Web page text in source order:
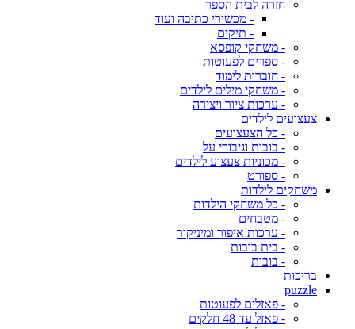
חזרה לבית הספר
- מכשירי כתיבה ועוד
- תיקים
- משחקי קופסא
- ספרים לפעוטות
- חוברות לימוד
- משחקי מילים לילדים
- ערכות ציור ויצירה
צעצועים לילדים
- כל הצעצועים
- בובות וגיבורי על
- מכוניות צעצוע לילדים
- ספורט
משחקים לילדות
- כל משחקי הילדות
- מטבחים
- ערכות איפור ומיניקור
- בית בובות
- בובות
בריכות
puzzle
- פאזלים לפעוטות
- פאזל עד 48 חלקים